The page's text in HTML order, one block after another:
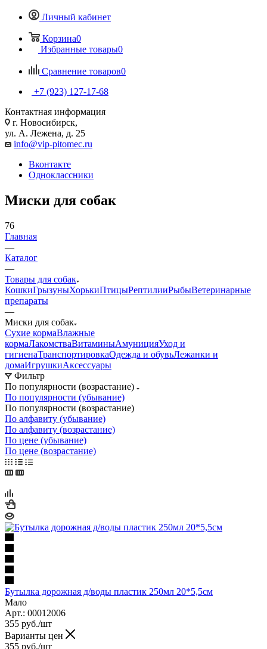
Личный кабинет
Корзина0
Избранные товары0
Сравнение товаров0
+7 (923) 127-17-68
Контактная информация
г. Новосибирск,
ул. А. Лежена, д. 25
info@vip-pitomec.ru
Вконтакте
Одноклассники
Миски для собак
76
Главная
—
Каталог
—
Товары для собак
КошкиГрызуныХорькиПтицыРептилииРыбыВетеринарные
препараты
—
Миски для собак
Сухие кормаВлажные
кормаЛакомстваВитаминыАмуницияУход и
гигиенаТранспортировкаОдежда и обувьЛежанки и
домаИгрушкиАксессуары
Фильтр
По популярности (возрастание)
По популярности (убывание)
По популярности (возрастание)
По алфавиту (убывание)
По алфавиту (возрастание)
По цене (убывание)
По цене (возрастание)
Бутылка дорожная д/воды пластик 250мл 20*5,5см
Мало
Арт.: 00012006
355 руб./шт
Варианты цен
355 руб./шт